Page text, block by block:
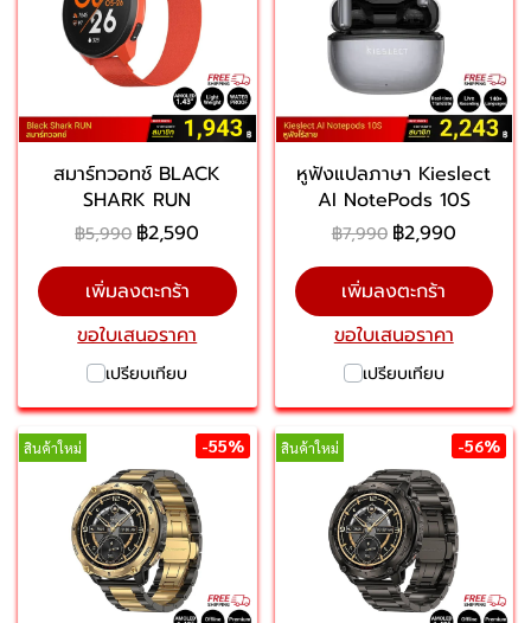
สมาร์ทวอทช์ BLACK
SHARK RUN
฿5,990 ฿2,590
เพิ่มลงตะกร้า
ขอใบเสนอราคา
เปรียบเทียบ
หูฟังแปลภาษา Kieslect
AI NotePods 10S
฿7,990 ฿2,990
เพิ่มลงตะกร้า
ขอใบเสนอราคา
เปรียบเทียบ
สินค้าใหม่ -55% สินค้าใหม่ -56%